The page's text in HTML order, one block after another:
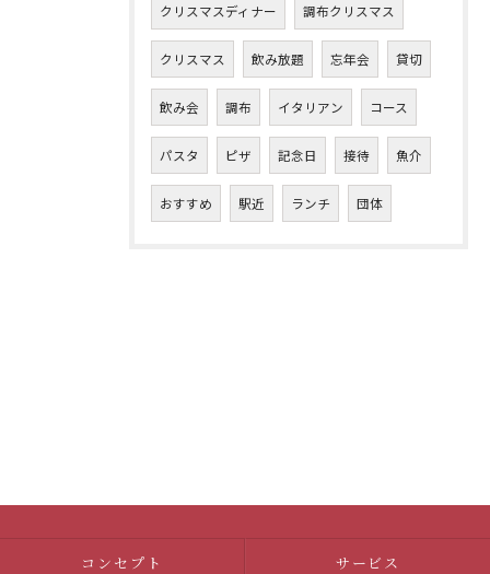
クリスマスディナー 調布クリスマス
クリスマス 飲み放題 忘年会 貸切
飲み会 調布 イタリアン コース
パスタ ピザ 記念日 接待 魚介
おすすめ 駅近 ランチ 団体
コンセプト サービス